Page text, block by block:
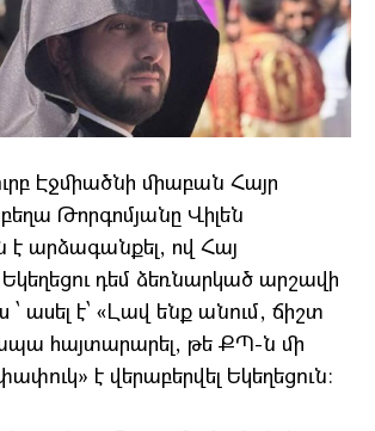
Էջմիածնի միաբան Հայր
Թորգոմյանը Վիլեն
է արձագանքել, ով Հայ
դեմ ձեռնարկած արշավի
՝ ասել է՝ «Լավ ենք անում, ճիշտ
հայտարարել, թե ՔՊ-ն մի
է վերաբերվել Եկեղեցուն։